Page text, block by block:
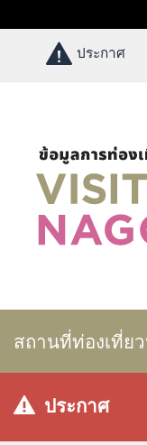
ประกาศ
สถานที่ท่องเที่ย
ประกาศ